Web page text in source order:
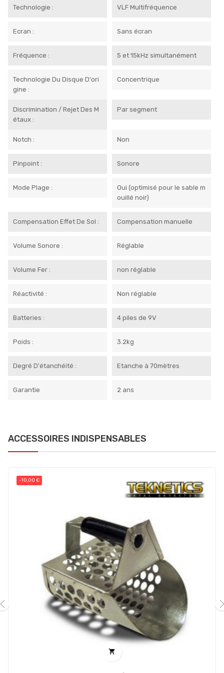
Technologie : VLF Multifréquence
Ecran : Sans écran
Fréquence : 5 et 15kHz simultanément
Technologie Du Disque D'ori
Gine :
Concentrique
Discrimination / Rejet Des M
Étaux :
Par segment
Notch : Non
Pinpoint : Sonore
Mode Plage :
Oui (optimisé pour le sable m
ouillé noir)
Compensation Effet De Sol : Compensation manuelle
Volume Sonore : Réglable
Volume Fer : non réglable
Réactivité : Non réglable
Batteries : 4 piles de 9V
Poids : 3.2kg
Degré D'étanchéité : Etanche à 70mètres
Garantie 2 ans
ACCESSOIRES INDISPENSABLES
-10,00 €
